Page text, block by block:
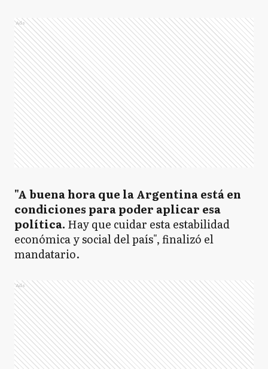
Ads
"A buena hora que la Argentina está en
condiciones para poder aplicar esa
política. Hay que cuidar esta estabilidad
económica y social del país", finalizó el
mandatario.
Ads